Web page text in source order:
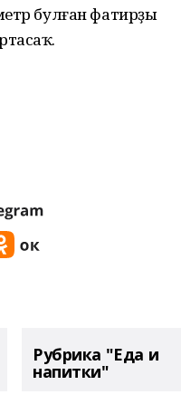
булған фатирҙы
Рубрика "Еда и
напитки"